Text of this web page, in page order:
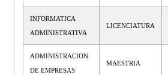
INFORMATICA
ADMINISTRATIVA
LICENCIATURA
ADMINISTRACION
DE EMPRESAS
MAESTRIA